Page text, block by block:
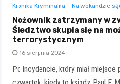
Kronika Kryminalna Na wokandzie
Nożownik zatrzymany w
Śledztwo skupia się na
terrorystycznym
16 sierpnia 2024
Po incydencie, który miał